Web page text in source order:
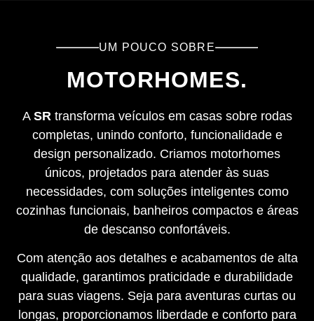
UM POUCO SOBRE
MOTORHOMES.
A SRtransforma veículos em casas sobre rodas
completas, unindo conforto, funcionalidade e
design personalizado. Criamos motorhomes
únicos, projetados para atender às suas
necessidades, com soluções inteligentes como
cozinhas funcionais, banheiros compactos e áreas
de descanso confortáveis.
Com atenção aos detalhes e acabamentos de alta
qualidade, garantimos praticidade e durabilidade
para suas viagens. Seja para aventuras curtas ou
longas, proporcionamos liberdade e conforto para